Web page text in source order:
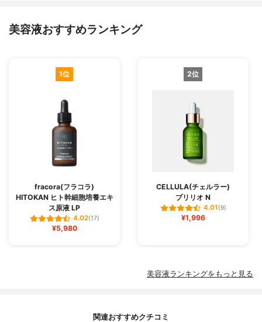
美容液おすすめランキング
1位
fracora(フラコラ)
HITOKAN ヒト幹細胞培養エキ
ス原液 LP
4.02(17)
¥5,980
2位
CELLULA(チェルラー)
ブリリオ N
4.01(9)
¥1,996
美容液ランキングをもっと見る
関連おすすめクチコミ